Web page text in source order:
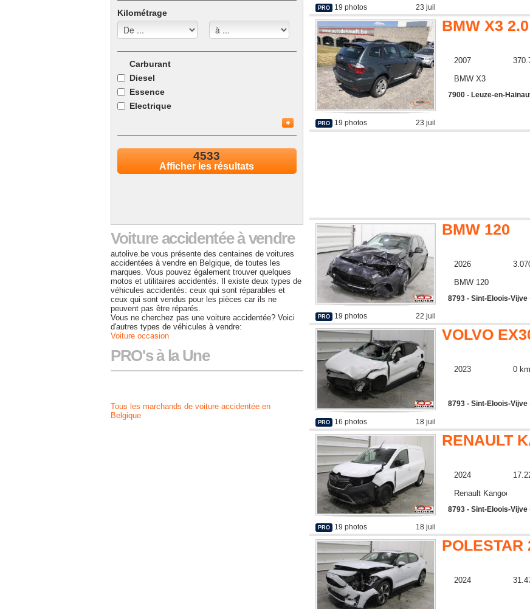
Kilométrage
Carburant
Diesel
Essence
Electrique
Electrique/Diesel
Electrique/Essence
4533
Afficher les résultats
Voiture accidentée à vendre
autolive.be vous présente des centaines de voitures
accidentées à vendre en Belgique, de toutes les
marques. Vous pouvez également trouver quelques
motos et utilitaires accidentés. Il existe deux types de
véhicules accidentés: ceux qui sont réparables et
ceux qui sont vendus pour les pièces car ils ne
peuvent pas être réparés.
Vous ne cherchez pas une voiture accidentée? Voici
d'autres types de véhicules à vendre:
Voiture occasion
PRO's à la Une
Tous les marchands de voiture accidentée en
Belgique
PRO 19 photos 23 juil
PRO 19 photos 23 juil
BMW X3
2007
BMW X3
7900 - Leuze-en-
PRO 19 photos 22 juil
BMW 120
2026
BMW 120
8793 - Sint-Eloois-Vijve
PRO 16 photos 18 juil
VOLVO
2023
0 km
8793 - Sint-Eloois-Vijve
PRO 19 photos 18 juil
RENAULT
2024
Renault Kangoo
8793 - Sint-Eloois-Vijve
POLESTAR
2024